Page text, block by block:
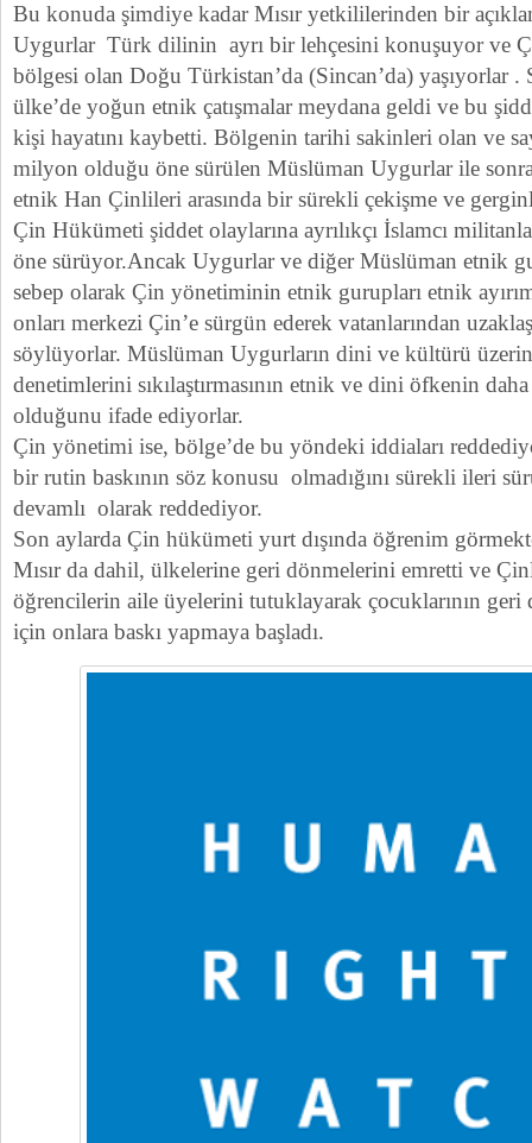
Bu konuda şimdiye kadar Mısır yetkililerinden bir
Uygurlar Türk dilinin ayrı bir lehçesini konuşuyor ve
bölgesi olan Doğu Türkistan’da (Sincan’da) yaşıyorlar .
ülke’de yoğun etnik çatışmalar meydana geldi ve bu
kişi hayatını kaybetti. Bölgenin tarihi sakinleri olan ve
milyon olduğu öne sürülen Müslüman Uygurlar ile
etnik Han Çinlileri arasında bir sürekli çekişme ve
Çin Hükümeti şiddet olaylarına ayrılıkçı İslamcı militanlar
öne sürüyor.Ancak Uygurlar ve diğer Müslüman etnik
sebep olarak Çin yönetiminin etnik gurupları etnik
onları merkezi Çin’e sürgün ederek vatanlarından
söylüyorlar. Müslüman Uygurların dini ve kültürü
denetimlerini sıkılaştırmasının etnik ve dini öfkenin daha
olduğunu ifade ediyorlar.
Çin yönetimi ise, bölge’de bu yöndeki iddiaları
bir rutin baskının söz konusu olmadığını sürekli ileri
devamlı olarak reddediyor.
Son aylarda Çin hükümeti yurt dışında öğrenim
Mısır da dahil, ülkelerine geri dönmelerini emretti ve
öğrencilerin aile üyelerini tutuklayarak çocuklarının geri
için onlara baskı yapmaya başladı.